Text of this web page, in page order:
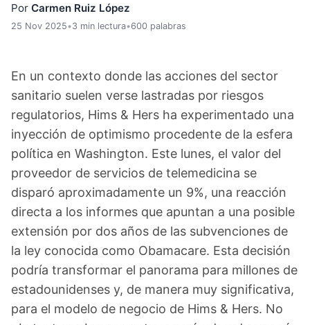
Por Carmen Ruiz López
25 Nov 2025•3 min lectura•600 palabras
En un contexto donde las acciones del sector
sanitario suelen verse lastradas por riesgos
regulatorios, Hims & Hers ha experimentado una
inyección de optimismo procedente de la esfera
política en Washington. Este lunes, el valor del
proveedor de servicios de telemedicina se
disparó aproximadamente un 9%, una reacción
directa a los informes que apuntan a una posible
extensión por dos años de las subvenciones de
la ley conocida como Obamacare. Esta decisión
podría transformar el panorama para millones de
estadounidenses y, de manera muy significativa,
para el modelo de negocio de Hims & Hers. No